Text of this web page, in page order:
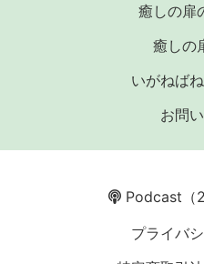
癒しの扉
癒しの
いがねば
お問
Podcast
プライバ